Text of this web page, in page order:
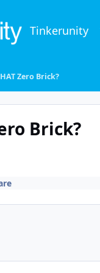
Tinkerunity
Zero Brick?
Brick?